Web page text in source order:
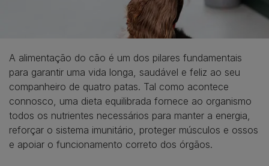
A alimentação do cão é um dos pilares fundamentais
para garantir uma vida longa, saudável e feliz ao seu
companheiro de quatro patas. Tal como acontece
connosco, uma dieta equilibrada fornece ao organismo
todos os nutrientes necessários para manter a energia,
reforçar o sistema imunitário, proteger músculos e ossos
e apoiar o funcionamento correto dos órgãos.